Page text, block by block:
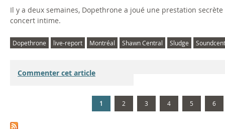
Il y a deux semaines, Dopethrone a joué une prestation
concert intime.
Dopethrone live-report Montréal Shawn Central Sludge
Commenter cet article
1 2 3 4 5 6